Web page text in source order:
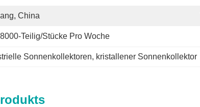
China
8000-Teilig/Stücke Pro Woche
Sonnenkollektoren, kristallener Sonnenkollektor